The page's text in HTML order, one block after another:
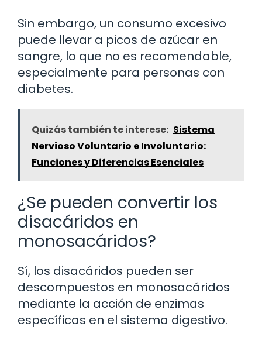
Sin embargo, un consumo excesivo
puede llevar a picos de azúcar en
sangre, lo que no es recomendable,
especialmente para personas con
diabetes.
Quizás también te interese: Sistema
Nervioso Voluntario e Involuntario:
Funciones y Diferencias Esenciales
¿Se pueden convertir los
disacáridos en
monosacáridos?
Sí, los disacáridos pueden ser
descompuestos en monosacáridos
mediante la acción de enzimas
específicas en el sistema digestivo.